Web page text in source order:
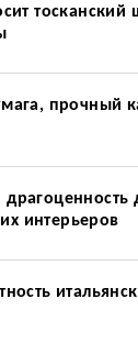
тосканский
прочный
драгоценность
интерьеров